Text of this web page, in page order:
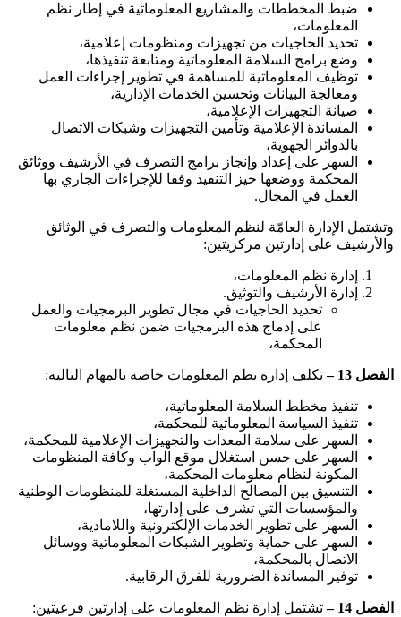
ضبط المخططات والمشاريع المعلوماتية في إطار نظم
المعلومات،
تحديد الحاجيات من تجهيزات ومنظومات إعلامية،
وضع برامج السلامة المعلوماتية ومتابعة تنفيذها،
توظيف المعلوماتية للمساهمة في تطوير إجراءات العمل
ومعالجة البيانات وتحسين الخدمات الإدارية،
صيانة التجهيزات الإعلامية،
المساندة الإعلامية وتأمين التجهيزات وشبكات الاتصال
بالدوائر الجهوية،
السهر على إعداد وإنجاز برامج التصرف في الأرشيف ووثائق
المحكمة ووضعها حيز التنفيذ وفقا للإجراءات الجاري بها
العمل في المجال.
وتشتمل الإدارة العامّة لنظم المعلومات والتصرف في الوثائق
والأرشيف على إدارتين مركزيتين:
إدارة نظم المعلومات،
إدارة الأرشيف والتوثيق.
تحديد الحاجيات في مجال تطوير البرمجيات والعمل
على إدماج هذه البرمجيات ضمن نظم معلومات
المحكمة،
الفصل 13 – تكلف إدارة نظم المعلومات خاصة بالمهام التالية:
تنفيذ مخطط السلامة المعلوماتية،
تنفيذ السياسة المعلوماتية للمحكمة،
السهر على سلامة المعدات والتجهيزات الإعلامية للمحكمة،
السهر على حسن استغلال موقع الواب وكافة المنظومات
المكونة لنظام معلومات المحكمة،
التنسيق بين المصالح الداخلية المستغلة للمنظومات الوطنية
والمؤسسات التي تشرف على إدارتها،
السهر على تطوير الخدمات الإلكترونية واللامادية،
السهر على حماية وتطوير الشبكات المعلوماتية ووسائل
الاتصال بالمحكمة،
توفير المساندة الضرورية للفرق الرقابية.
الفصل 14 – تشتمل إدارة نظم المعلومات على إدارتين فرعيتين: